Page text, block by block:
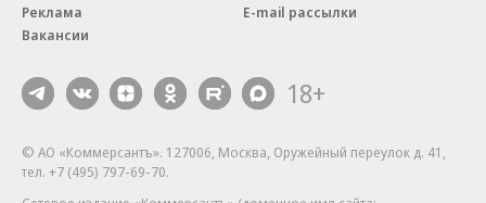
Реклама
Вакансии
E-mail рассылки
18+
© АО «Коммерсантъ». 127006, Москва, Оружейный переулок д. 41,
тел. +7 (495) 797-69-70.